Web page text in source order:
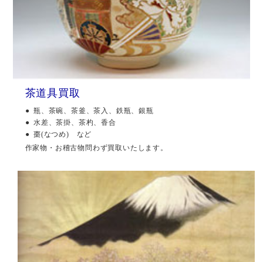
茶道具買取
瓶、茶碗、茶釜、茶入、鉄瓶、銀瓶
水差、茶掛、茶杓、香合
棗(なつめ) など
作家物・お稽古物問わず買取いたします。